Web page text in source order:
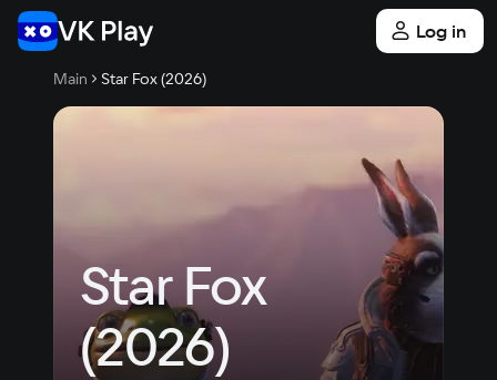
Log in
Main Star Fox (2026)
Star Fox
(2026)